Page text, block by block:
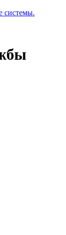
системы.